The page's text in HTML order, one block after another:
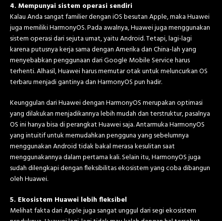
4. Mempunyai sistem operasi sendiri
Kalau Anda sangat familier dengan iOS besutan Apple, maka Huawei
juga memiliki HarmonyOS. Pada awalnya, Huawei juga menggunakan
sistem operasi dari sejuta umat, yaitu Android. Tetapi, lagi-lagi
karena putusnya kerja sama dengan Amerika dan China-lah yang
menyebabkan penggunaan dari Google Mobile Service harus
terhenti. Alhasil, Huawei harus memutar otak untuk meluncurkan OS
terbaru menjadi gantinya dan HarmonyOS pun hadir.
Keunggulan dari Huawei dengan HarmonyOS merupakan optimasi
yang dilakukan menjadikannya lebih mudah dan terstruktur, pasalnya
OS ini hanya bisa di perangkat Huawei saja. Antarmuka HarmonyOS
yang intuitif untuk memudahkan pengguna yang sebelumnya
menggunakan Android tidak bakal merasa kesulitan saat
menggunakannya dalam pertama kali. Selain itu, HarmonyOS juga
sudah dilengkapi dengan fleksibilitas ekosistem yang coba dibangun
oleh Huawei.
5. Ekosistem Huawei lebih fleksibel
Melihat fakta dari Apple juga sangat unggul dari segi ekosistem